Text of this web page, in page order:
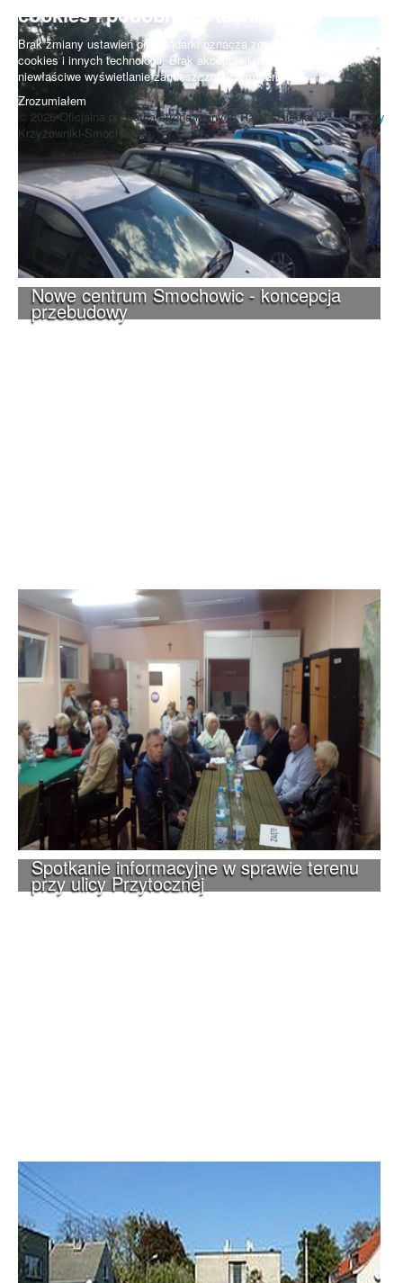
Nowe centrum Smochowic - koncepcja
przebudowy
Spotkanie informacyjne w sprawie terenu
przy ulicy Przytocznej
cookies i podobnych technologii.
Brak zmiany ustawień przeglądarki oznacza zgodę na używanie
cookies i innych technologii. Brak akceptacji może spowodować
niewłaściwe wyświetlanie zamieszczonych materiałów.
Zrozumiałem
Do góry
© 2026 Oficjalna prywatna strona radnych Rady Osiedla
Krzyżowniki-Smochowice.